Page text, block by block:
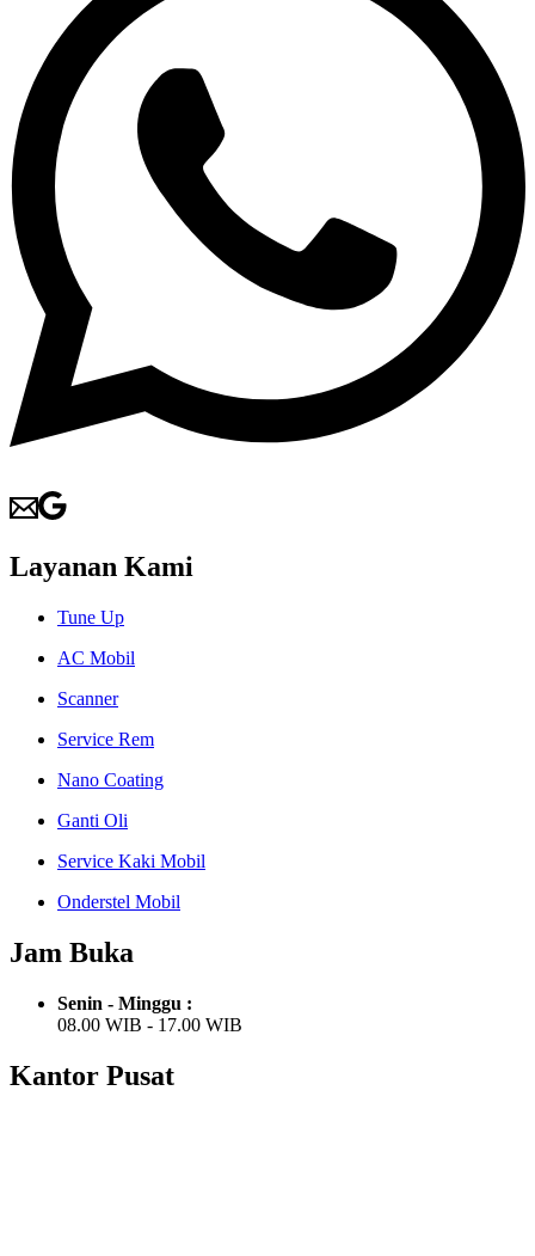
Layanan Kami
Tune Up
AC Mobil
Scanner
Service Rem
Nano Coating
Ganti Oli
Service Kaki Mobil
Onderstel Mobil
Jam Buka
Senin - Minggu :
08.00 WIB - 17.00 WIB
Kantor Pusat